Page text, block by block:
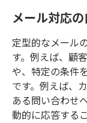
メール対応
定型的なメール
す。例えば、顧
や、特定の条件
です。例えば、
ある問い合わせ
動的に応答する